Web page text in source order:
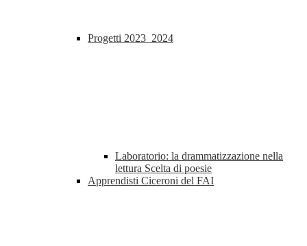
Progetti 2023_2024
Laboratorio: la drammatizzazione nella
lettura Scelta di poesie
Apprendisti Ciceroni del FAI